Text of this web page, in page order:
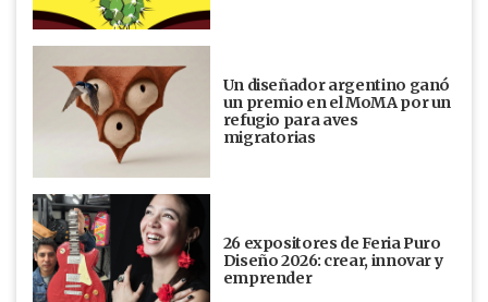
Un diseñador argentino ganó
un premio en el MoMA por un
refugio para aves
migratorias
26 expositores de Feria Puro
Diseño 2026: crear, innovar y
emprender